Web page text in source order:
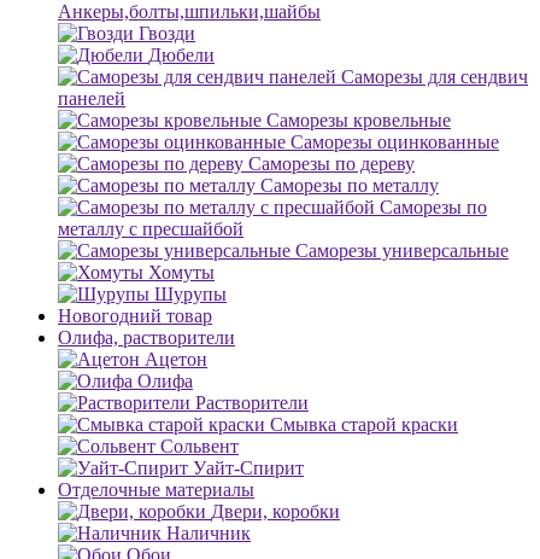
Анкеры,болты,шпильки,шайбы
Гвозди
Дюбели
Саморезы для сендвич
панелей
Саморезы кровельные
Саморезы оцинкованные
Саморезы по дереву
Саморезы по металлу
Саморезы по
металлу с пресшайбой
Саморезы универсальные
Хомуты
Шурупы
Новогодний товар
Олифа, растворители
Ацетон
Олифа
Растворители
Смывка старой краски
Сольвент
Уайт-Спирит
Отделочные материалы
Двери, коробки
Наличник
Обои